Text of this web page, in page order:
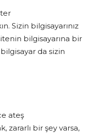
Sizin bilgisayarınız
bilgisayarına bir
da sizin
ateş
zararlı bir şey varsa,